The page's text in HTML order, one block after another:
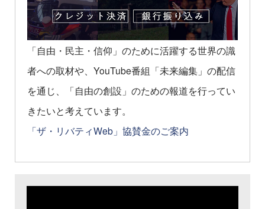
「自由・民主・信仰」のために活躍する世界の識
者への取材や、YouTube番組「未来編集」の配信
を通じ、「自由の創設」のための報道を行ってい
きたいと考えています。
「ザ・リバティWeb」協賛金のご案内